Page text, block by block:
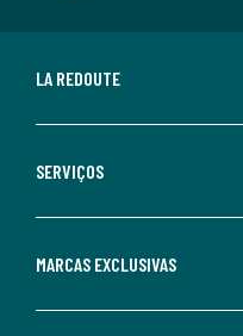
LA REDOUTE
SERVIÇOS
MARCAS EXCLUSIVAS